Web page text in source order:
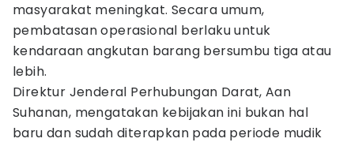
masyarakat meningkat. Secara umum,
pembatasan operasional berlaku untuk
kendaraan angkutan barang bersumbu tiga atau
lebih.
Direktur Jenderal Perhubungan Darat, Aan
Suhanan, mengatakan kebijakan ini bukan hal
baru dan sudah diterapkan pada periode mudik